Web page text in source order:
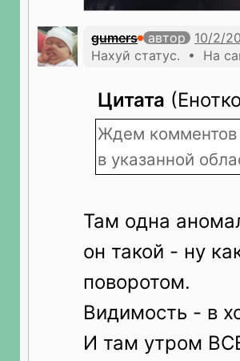
gumers
автор
Нахуй статус. • На
Цитата
Ждем комментов
в указанной
Там одна
он такой - ну
поворотом.
Видимость - в
И там утром